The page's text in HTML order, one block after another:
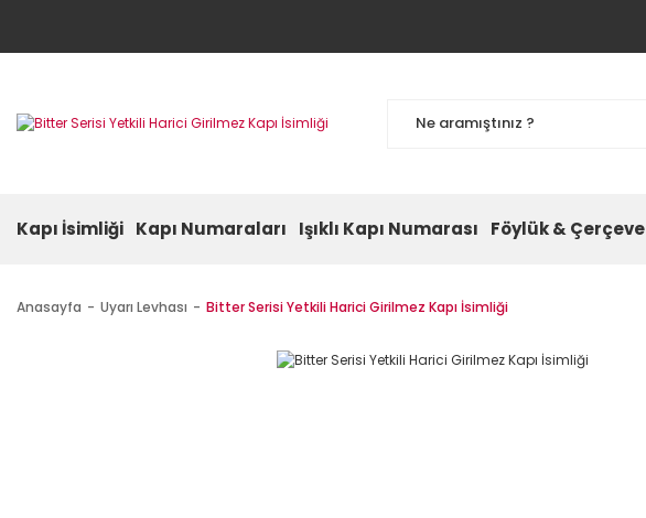
Kapı İsimliği Kapı Numaraları Işıklı Kapı Numarası Föylük & Çerçeve
Anasayfa Uyarı Levhası Bitter Serisi Yetkili Harici Girilmez Kapı İsimliği